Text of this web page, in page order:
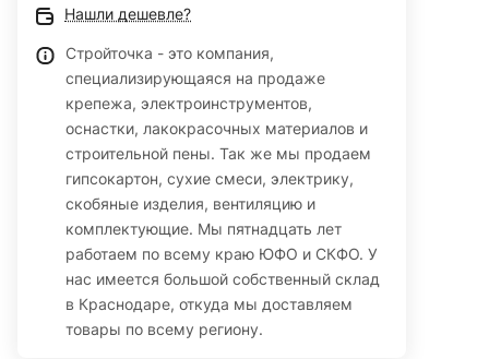
Нашли дешевле?
Стройточка - это компания,
специализирующаяся на продаже
крепежа, электроинструментов,
оснастки, лакокрасочных материалов и
строительной пены. Так же мы продаем
гипсокартон, сухие смеси, электрику,
скобяные изделия, вентиляцию и
комплектующие. Мы пятнадцать лет
работаем по всему краю ЮФО и СКФО. У
нас имеется большой собственный склад
в Краснодаре, откуда мы доставляем
товары по всему региону.